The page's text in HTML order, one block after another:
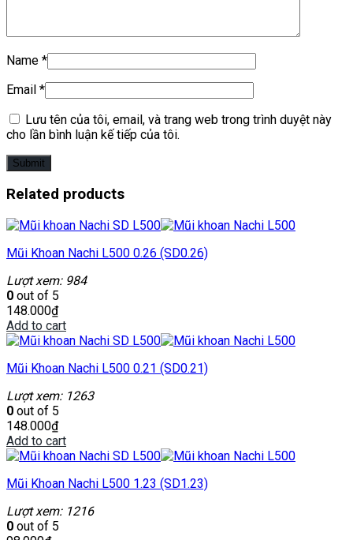
Name *
Email *
Lưu tên của tôi, email, và trang web trong trình duyệt này
cho lần bình luận kế tiếp của tôi.
Related products
Mũi Khoan Nachi L500 0.26 (SD0.26)
Lượt xem: 984
0 out of 5
148.000₫
Add to cart
Mũi Khoan Nachi L500 0.21 (SD0.21)
Lượt xem: 1263
0 out of 5
148.000₫
Add to cart
Mũi Khoan Nachi L500 1.23 (SD1.23)
Lượt xem: 1216
0 out of 5